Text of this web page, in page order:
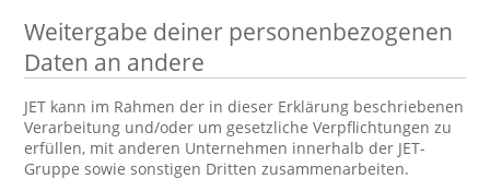
Weitergabe deiner personenbezogenen
Daten an andere
JET kann im Rahmen der in dieser Erklärung beschriebenen
Verarbeitung und/oder um gesetzliche Verpflichtungen zu
erfüllen, mit anderen Unternehmen innerhalb der JET-
Gruppe sowie sonstigen Dritten zusammenarbeiten.